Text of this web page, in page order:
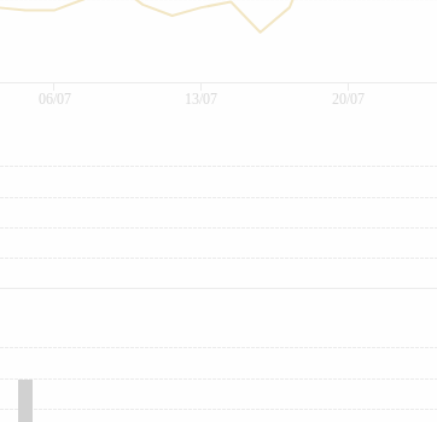
06/07 13/07 20/07